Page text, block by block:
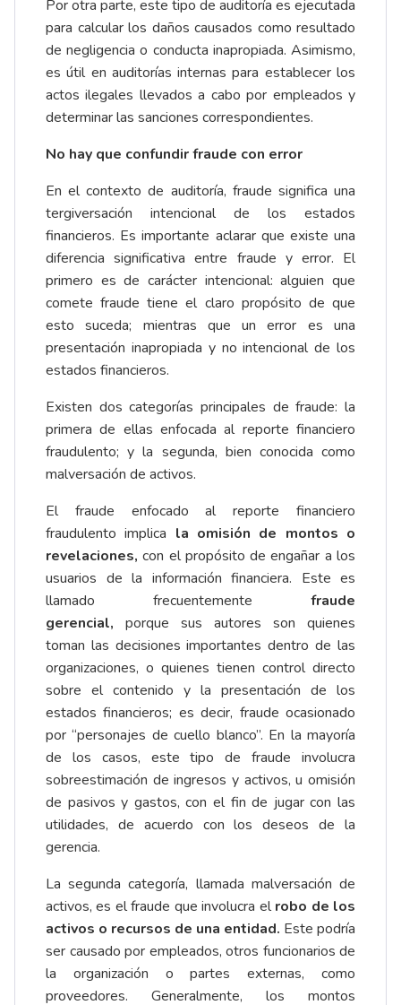
Por otra parte, este tipo de auditoría es ejecutada
para calcular los daños causados como resultado
de negligencia o conducta inapropiada. Asimismo,
es útil en auditorías internas para establecer los
actos ilegales llevados a cabo por empleados y
determinar las sanciones correspondientes.
No hay que confundir fraude con error
En el contexto de auditoría, fraude significa una
tergiversación intencional de los estados
financieros. Es importante aclarar que existe una
diferencia significativa entre fraude y error. El
primero es de carácter intencional: alguien que
comete fraude tiene el claro propósito de que
esto suceda; mientras que un error es una
presentación inapropiada y no intencional de los
estados financieros.
Existen dos categorías principales de fraude: la
primera de ellas enfocada al reporte financiero
fraudulento; y la segunda, bien conocida como
malversación de activos.
El fraude enfocado al reporte financiero
fraudulento implica la omisión de montos o
revelaciones,con el propósito de engañar a los
usuarios de la información financiera. Este es
llamado frecuentemente fraude
gerencial, porque sus autores son quienes
toman las decisiones importantes dentro de las
organizaciones, o quienes tienen control directo
sobre el contenido y la presentación de los
estados financieros; es decir, fraude ocasionado
por “personajes de cuello blanco”. En la mayoría
de los casos, este tipo de fraude involucra
sobreestimación de ingresos y activos, u omisión
de pasivos y gastos, con el fin de jugar con las
utilidades, de acuerdo con los deseos de la
gerencia.
La segunda categoría, llamada malversación de
activos, es el fraude que involucra elrobo de los
activos o recursos de una entidad. Este podría
ser causado por empleados, otros funcionarios de
la organización o partes externas, como
proveedores. Generalmente, los montos